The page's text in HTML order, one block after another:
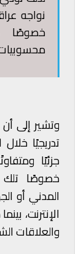
نواجه
خصوصًا
وتشير إلى
تدريجيًا
جزئيًا
خصوصًا تلك
المدني أو
الإنترنت،
والعلاقات